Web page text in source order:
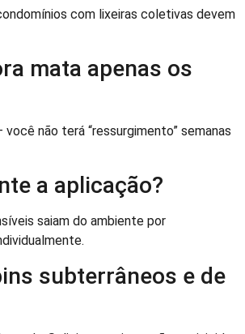
com lixeiras coletivas devem
mata apenas os
não terá “ressurgimento” semanas
a aplicação?
saiam do ambiente por
subterrâneos e de